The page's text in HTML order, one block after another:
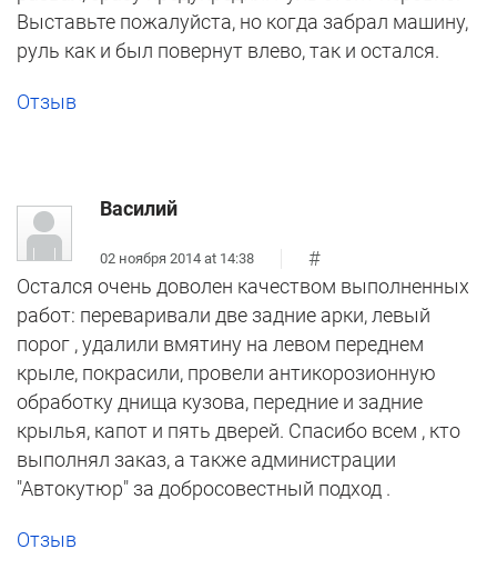
Выставьте пожалуйста, но когда забрал машину,
руль как и был повернут влево, так и остался.
Отзыв
Василий
02 ноября 2014 at 14:38
#
Остался очень доволен качеством выполненных
работ: переваривали две задние арки, левый
порог , удалили вмятину на левом переднем
крыле, покрасили, провели антикорозионную
обработку днища кузова, передние и задние
крылья, капот и пять дверей. Спасибо всем , кто
выполнял заказ, а также администрации
"Автокутюр" за добросовестный подход .
Отзыв